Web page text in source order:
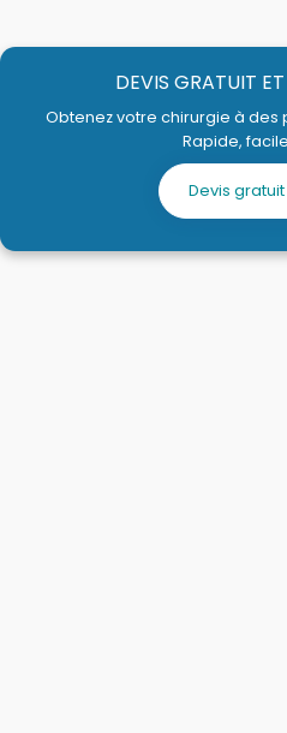
DEVIS GRATUIT
Obtenez votre chirurgie à des
Rapide,
Devis